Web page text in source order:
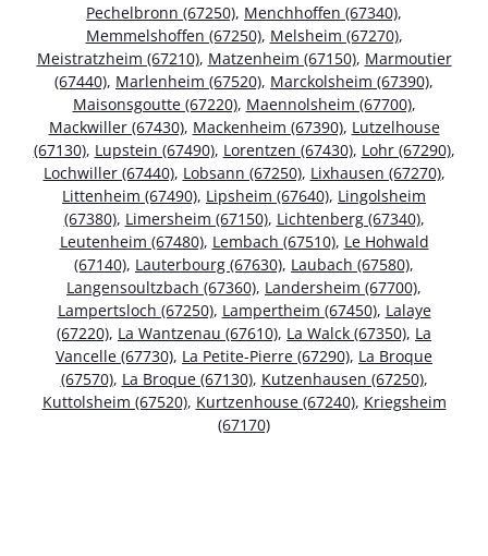
Pechelbronn (67250), Menchhoffen (67340),
Memmelshoffen (67250), Melsheim (67270),
Meistratzheim (67210), Matzenheim (67150), Marmoutier
(67440), Marlenheim (67520), Marckolsheim (67390),
Maisonsgoutte (67220), Maennolsheim (67700),
Mackwiller (67430), Mackenheim (67390), Lutzelhouse
(67130), Lupstein (67490), Lorentzen (67430), Lohr (67290),
Lochwiller (67440), Lobsann (67250), Lixhausen (67270),
Littenheim (67490), Lipsheim (67640), Lingolsheim
(67380), Limersheim (67150), Lichtenberg (67340),
Leutenheim (67480), Lembach (67510), Le Hohwald
(67140), Lauterbourg (67630), Laubach (67580),
Langensoultzbach (67360), Landersheim (67700),
Lampertsloch (67250), Lampertheim (67450), Lalaye
(67220), La Wantzenau (67610), La Walck (67350), La
Vancelle (67730), La Petite-Pierre (67290), La Broque
(67570), La Broque (67130), Kutzenhausen (67250),
Kuttolsheim (67520), Kurtzenhouse (67240), Kriegsheim
(67170)